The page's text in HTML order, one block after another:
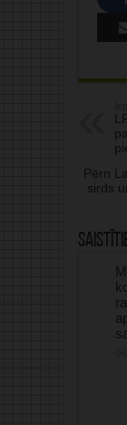
Pērn
sirds